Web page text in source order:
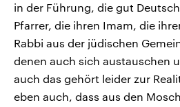
in der Führung, die gut
Pfarrer, die ihren Imam, die
Rabbi aus der jüdischen
denen auch sich austauschen
auch das gehört leider zur
eben auch, dass aus den